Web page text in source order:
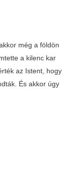
még a földön
a kilenc kar
az Istent, hogy
És akkor úgy